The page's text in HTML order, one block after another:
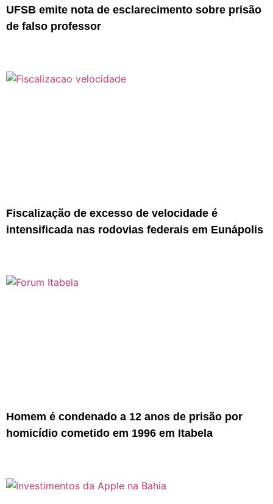
UFSB emite nota de esclarecimento sobre prisão
de falso professor
Fiscalização de excesso de velocidade é
intensificada nas rodovias federais em Eunápolis
Homem é condenado a 12 anos de prisão por
homicídio cometido em 1996 em Itabela